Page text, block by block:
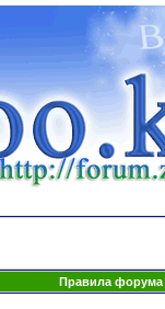
Правила форума